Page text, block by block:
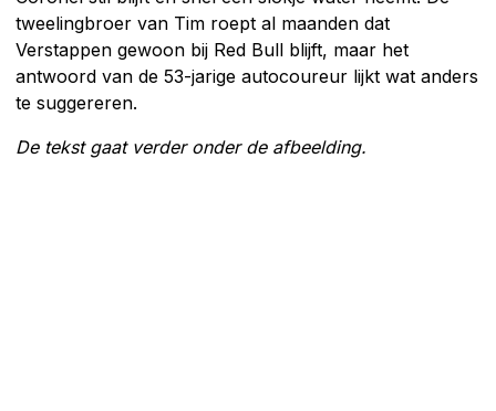
tweelingbroer van Tim roept al maanden dat
Verstappen gewoon bij Red Bull blijft, maar het
antwoord van de 53-jarige autocoureur lijkt wat anders
te suggereren.
De tekst gaat verder onder de afbeelding.